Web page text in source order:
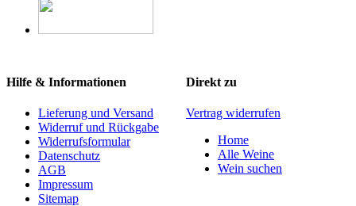
Hilfe & Informationen
Lieferung und Versand
Widerruf und Rückgabe
Widerrufsformular
Datenschutz
AGB
Impressum
Sitemap
Direkt zu
Vertrag widerrufen
Home
Alle Weine
Wein suchen